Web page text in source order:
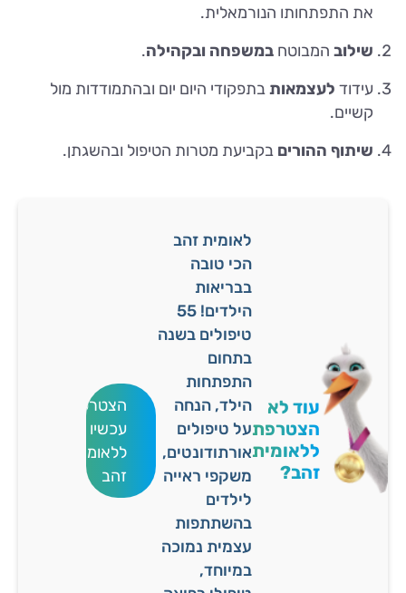
את התפתחותו הנורמאלית.
שילוב המבוטח במשפחה ובקהילה.
עידוד לעצמאותבתפקודי היום יום ובהתמודדות מול
קשיים.
שיתוף ההורים בקביעת מטרות הטיפול ובהשגתן.
עוד לא
הצטרפת
ללאומית
זהב?
לאומית זהב
הכי טובה
בבריאות
הילדים! 55
טיפולים בשנה
בתחום
התפתחות
הילד, הנחה
על טיפולים
אורתודונטים,
משקפי ראייה
לילדים
בהשתתפות
עצמית נמוכה
במיוחד,
הצטרפו
עכשיו
ללאומית
זהב